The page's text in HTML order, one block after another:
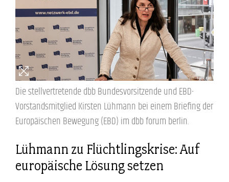
Die stellvertretende dbb Bundesvorsitzende und EBD-
Vorstandsmitglied Kirsten Lühmann bei einem Briefing der
Europäischen Bewegung (EBD) im dbb forum berlin.
Lühmann zu Flüchtlingskrise: Auf
europäische Lösung setzen